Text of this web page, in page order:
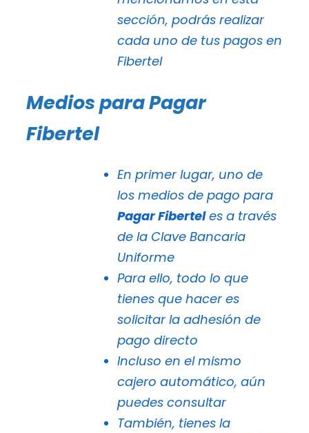
sección, podrás realizar
cada uno de tus pagos en
Fibertel
Medios para Pagar
Fibertel
En primer lugar, uno de
los medios de pago para
Pagar Fiberteles a través
de la Clave Bancaria
Uniforme
Para ello, todo lo que
tienes que hacer es
solicitar la adhesión de
pago directo
Incluso en el mismo
cajero automático, aún
puedes consultar
También, tienes la